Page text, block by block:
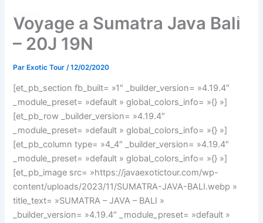
contenu
Voyage a Sumatra Java Bali
– 20J 19N
ParExotic Tour/12/02/2020
[et_pb_section fb_built= »1″ _builder_version= »4.19.4″
_module_preset= »default » global_colors_info= »{} »]
[et_pb_row _builder_version= »4.19.4″
_module_preset= »default » global_colors_info= »{} »]
[et_pb_column type= »4_4″ _builder_version= »4.19.4″
_module_preset= »default » global_colors_info= »{} »]
[et_pb_image src= »https://javaexotictour.com/wp-
content/uploads/2023/11/SUMATRA-JAVA-BALI.webp »
title_text= »SUMATRA – JAVA – BALI »
_builder_version= »4.19.4″ _module_preset= »default »